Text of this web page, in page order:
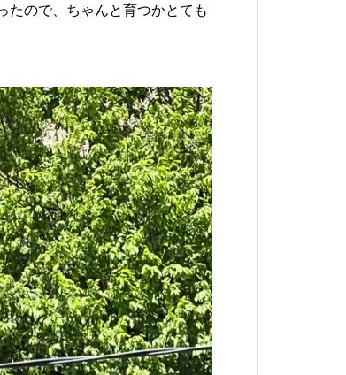
たので、ちゃんと育つかとても